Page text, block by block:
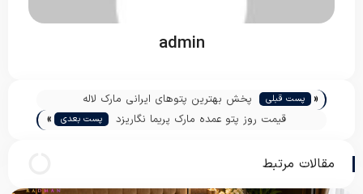
admin
« پست قبلی
پخش بهترین پتوهای ایرانی مارک لاله
قیمت روز پتو عمده مارک پریما نگاریزد
پست بعدی »
مقالات مرتبط